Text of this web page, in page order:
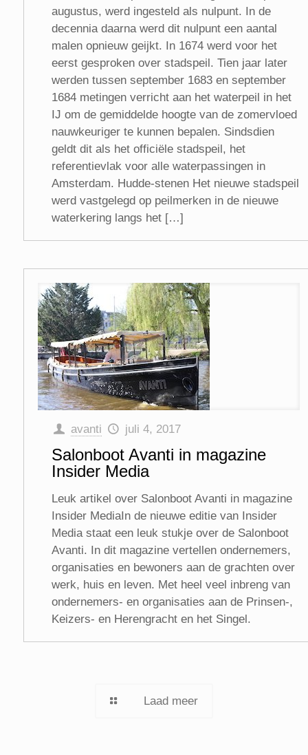
augustus, werd ingesteld als nulpunt. In de
decennia daarna werd dit nulpunt een aantal
malen opnieuw geijkt. In 1674 werd voor het
eerst gesproken over stadspeil. Tien jaar later
werden tussen september 1683 en september
1684 metingen verricht aan het waterpeil in het
IJ om de gemiddelde hoogte van de zomervloed
nauwkeuriger te kunnen bepalen. Sindsdien
geldt dit als het officiële stadspeil, het
referentievlak voor alle waterpassingen in
Amsterdam. Hudde-stenen Het nieuwe stadspeil
werd vastgelegd op peilmerken in de nieuwe
waterkering langs het […]
avanti juli 4, 2017
Salonboot Avanti in magazine
Insider Media
Leuk artikel over Salonboot Avanti in magazine
Insider MediaIn de nieuwe editie van Insider
Media staat een leuk stukje over de Salonboot
Avanti. In dit magazine vertellen ondernemers,
organisaties en bewoners aan de grachten over
werk, huis en leven. Met heel veel inbreng van
ondernemers- en organisaties aan de Prinsen-,
Keizers- en Herengracht en het Singel.
Laad meer